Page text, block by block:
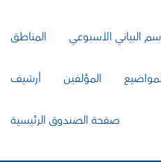
البياني الأسبوعي المناطق
المؤلفين أرشيف
صفحة الصندوق الرئيسية